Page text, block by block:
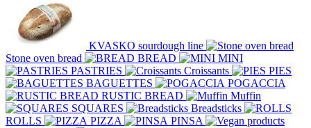
KVASKO sourdough line
Stone oven bread
BREAD
MINI
PASTRIES
Croissants
PIES
BAGUETTES
POGACCIA
RUSTIC BREAD
Muffin
SQUARES
Breadsticks
ROLLS
PIZZA
PINSA